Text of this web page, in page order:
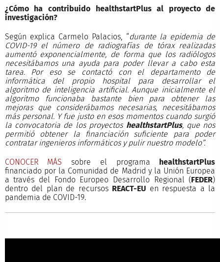
¿Cómo ha contribuido healthstartPlusal proyecto de
investigación?
Según explica Carmelo Palacios, “durante la epidemia de
COVID-19 el número de radiografías de tórax realizadas
aumentó exponencialmente, de forma que los radiólogos
necesitábamos una ayuda para poder llevar a cabo esta
tarea. Por eso se contactó con el departamento de
informática del propio hospital para desarrollar el
algoritmo de inteligencia artificial. Aunque inicialmente el
algoritmo funcionaba bastante bien para obtener las
mejoras que considerábamos necesarias, necesitábamos
más personal. Y fue justo en esos momentos cuando surgió
la convocatoria de los proyectos healthstartPlus, que nos
permitió obtener la financiación suficiente para poder
contratar ingenieros informáticos y pulir nuestro modelo”.
CONOCER MÁS sobre el programa healthstartPlus
financiado por la Comunidad de Madrid y la Unión Europea
a través del Fondo Europeo Desarrollo Regional (FEDER)
dentro del plan de recursos REACT-EU en respuesta a la
pandemia de COVID-19.